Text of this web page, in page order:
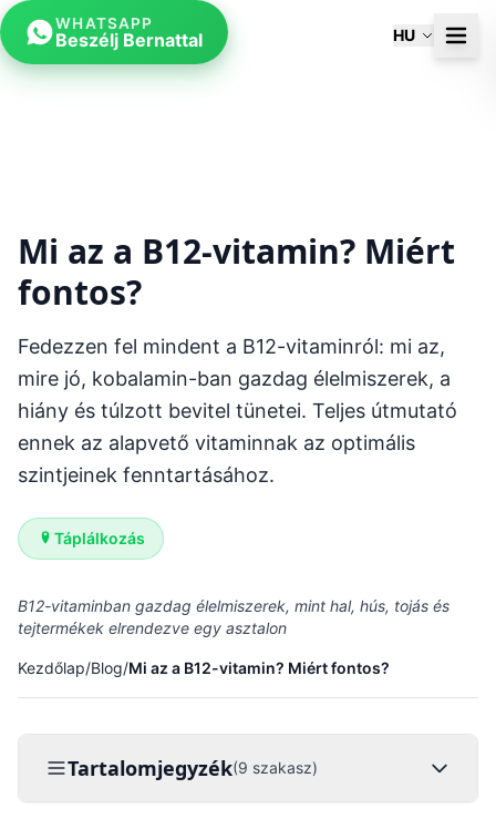
HU
Mi az a B12-vitamin? Miért
fontos?
Fedezzen fel mindent a B12-vitaminról: mi az,
mire jó, kobalamin-ban gazdag élelmiszerek, a
hiány és túlzott bevitel tünetei. Teljes útmutató
ennek az alapvető vitaminnak az optimális
szintjeinek fenntartásához.
Táplálkozás
B12-vitaminban gazdag élelmiszerek, mint hal, hús, tojás és
tejtermékek elrendezve egy asztalon
Kezdőlap/Blog/Mi az a B12-vitamin? Miért fontos?
Tartalomjegyzék(9 szakasz)
WHATSAPP
Beszélj Bernattal